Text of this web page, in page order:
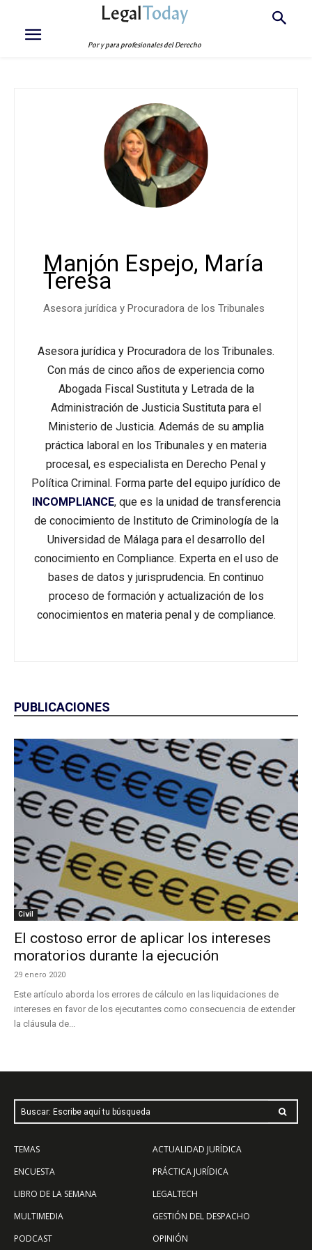
LegalToday
Por y para profesionales del Derecho
Manjón Espejo, María
Teresa
Asesora jurídica y Procuradora de los Tribunales
Asesora jurídica y Procuradora de los Tribunales.
Con más de cinco años de experiencia como
Abogada Fiscal Sustituta y Letrada de la
Administración de Justicia Sustituta para el
Ministerio de Justicia. Además de su amplia
práctica laboral en los Tribunales y en materia
procesal, es especialista en Derecho Penal y
Política Criminal. Forma parte del equipo jurídico de
INCOMPLIANCE, que es la unidad de transferencia
de conocimiento de Instituto de Criminología de la
Universidad de Málaga para el desarrollo del
conocimiento en Compliance. Experta en el uso de
bases de datos y jurisprudencia. En continuo
proceso de formación y actualización de los
conocimientos en materia penal y de compliance.
PUBLICACIONES
Civil
El costoso error de aplicar los intereses
moratorios durante la ejecución
29 enero 2020
Este artículo aborda los errores de cálculo en las liquidaciones de
intereses en favor de los ejecutantes como consecuencia de extender
la cláusula de...
Buscar: Escribe aquí tu búsqueda
TEMAS
ENCUESTA
LIBRO DE LA SEMANA
MULTIMEDIA
PODCAST
ACTUALIDAD JURÍDICA
PRÁCTICA JURÍDICA
LEGALTECH
GESTIÓN DEL DESPACHO
OPINIÓN